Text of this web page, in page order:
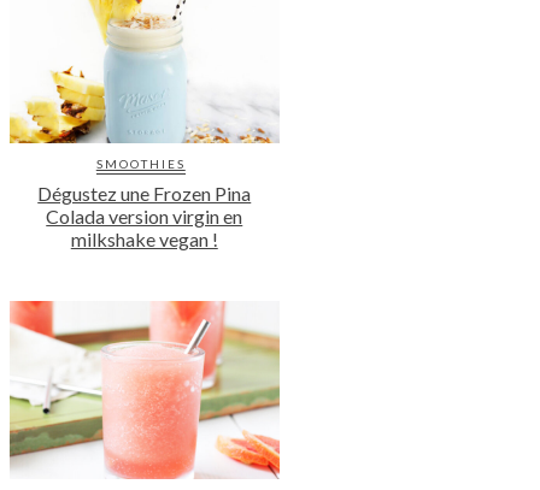
SMOOTHIES
Dégustez une Frozen Pina
Colada version virgin en
milkshake vegan !